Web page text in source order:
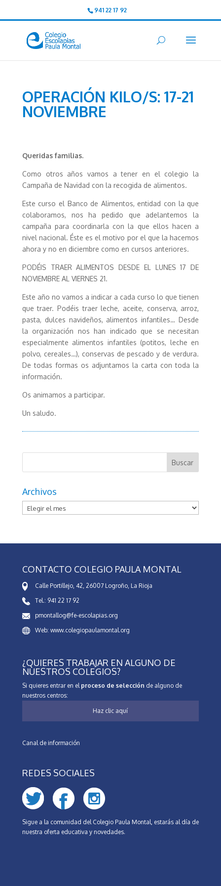
941 22 17 92
OPERACIÓN KILO/S: 17-21
NOVIEMBRE
Queridas familias.
Como otros años vamos a tener en el colegio la
Campaña de Navidad con la recogida de alimentos.
Este curso el Banco de Alimentos, entidad con la que
colaboramos, nos ha pedido que adelantemos la
campaña para coordinarla con la que ellos hacen a
nivel nacional. Éste es el motivo por el que la hacemos
ahora y no en diciembre como en cursos anteriores.
PODÉIS TRAER ALIMENTOS DESDE EL LUNES 17 DE
NOVIEMBRE AL VIERNES 21.
Este año no vamos a indicar a cada curso lo que tienen
que traer. Podéis traer leche, aceite, conserva, arroz,
pasta, dulces navideños, alimentos infantiles… Desde
la organización nos han indicado que se necesitan
especialmente alimentos infantiles (potitos, leche en
polvo, cereales…), conservas de pescado y de verdura.
De todas formas os adjuntamos la carta con toda la
información.
Os animamos a participar.
Un saludo.
Archivos
Archivos
CONTACTO COLEGIO PAULA MONTAL
Calle Portillejo, 42, 26007 Logroño, La Rioja
Tel.: 941 22 17 92
pmontallog@fe-escolapias.org
Web: www.colegiopaulamontal.org
¿QUIERES TRABAJAR EN ALGUNO DE
NUESTROS COLEGIOS?
Si quieres entrar en el proceso de selección de alguno de
nuestros centros:
Haz clic aquí
Canal de información
REDES SOCIALES
Sigue a la comunidad del Colegio Paula Montal, estarás al día de
nuestra oferta educativa y novedades.